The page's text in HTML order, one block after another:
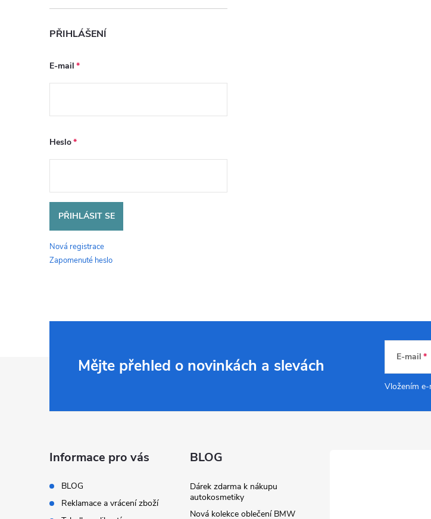
PŘIHLÁŠENÍ
E-mail
Heslo
PŘIHLÁSIT SE
Nová registrace
Zapomenuté heslo
Mějte přehled o novinkách a slevách E-mail
Vložením
Informace pro vás
BLOG
Reklamace a vrácení zboží
BLOG
Dárek zdarma k nákupu
autokosmetiky
Nová kolekce oblečení BMW